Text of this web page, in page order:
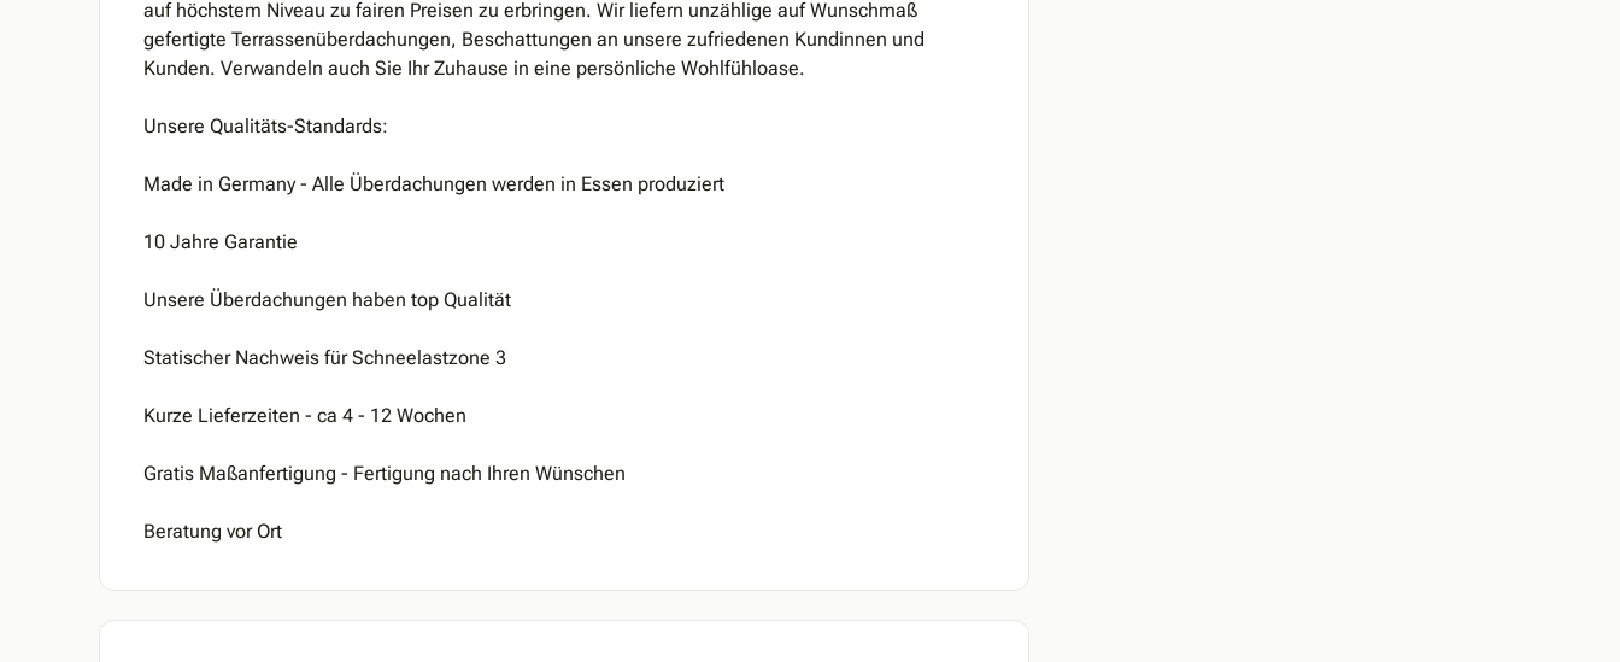
auf höchstem Niveau zu fairen Preisen zu erbringen. Wir liefern unzählige auf Wunschmaß
gefertigte Terrassenüberdachungen, Beschattungen an unsere zufriedenen Kundinnen und
Kunden. Verwandeln auch Sie Ihr Zuhause in eine persönliche Wohlfühloase.
Unsere Qualitäts-Standards:
Made in Germany - Alle Überdachungen werden in Essen produziert
10 Jahre Garantie
Unsere Überdachungen haben top Qualität
Statischer Nachweis für Schneelastzone 3
Kurze Lieferzeiten - ca 4 - 12 Wochen
Gratis Maßanfertigung - Fertigung nach Ihren Wünschen
Beratung vor Ort